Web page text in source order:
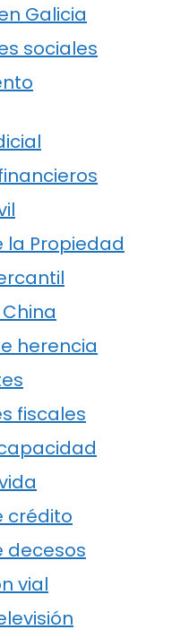
Galicia
sociales
la Propiedad
herencia
fiscales
crédito
decesos
vial